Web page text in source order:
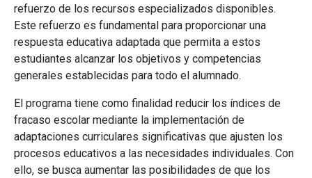
refuerzo de los recursos especializados disponibles.
Este refuerzo es fundamental para proporcionar una
respuesta educativa adaptada que permita a estos
estudiantes alcanzar los objetivos y competencias
generales establecidas para todo el alumnado.
El programa tiene como finalidad reducir los índices de
fracaso escolar mediante la implementación de
adaptaciones curriculares significativas que ajusten los
procesos educativos a las necesidades individuales. Con
ello, se busca aumentar las posibilidades de que los